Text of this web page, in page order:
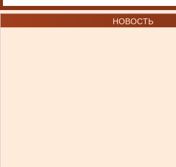
НОВОСТЬ